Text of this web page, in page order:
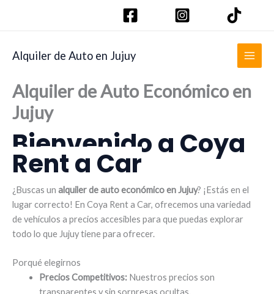
Alquiler de Auto en Jujuy
Alquiler de Auto Económico en
Jujuy
Bienvenido a Coya
Rent a Car
¿Buscas un alquiler de auto económico en Jujuy? ¡Estás en el
lugar correcto! En Coya Rent a Car, ofrecemos una variedad
de vehículos a precios accesibles para que puedas explorar
todo lo que Jujuy tiene para ofrecer.
Porqué elegirnos
Precios Competitivos:Nuestros precios son